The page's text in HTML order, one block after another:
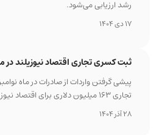
رشد ارزیابی می‌شود.
ثبت کسری تجاری اقتصاد نیوزیلند در ماه
پیشی گرفتن واردات از صادرات در ماه
تجاری ۱۶۳ میلیون دلاری برای اقتصاد نیوزیلند شد.